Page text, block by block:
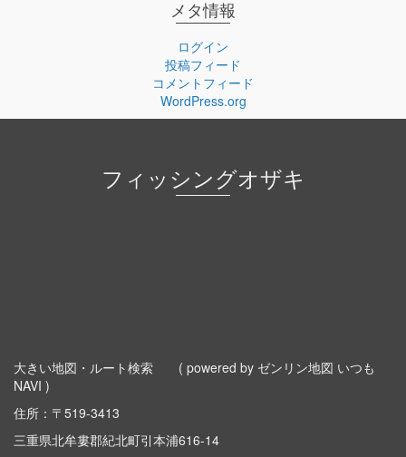
メタ情報
ログイン
投稿フィード
コメントフィード
WordPress.org
フィッシングオザキ
大きい地図・ルート検索
( powered by ゼンリン地図 いつも
NAVI )
住所：〒519-3413
三重県北牟婁郡紀北町引本浦616-14